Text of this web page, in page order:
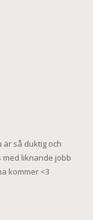
är så duktig och
med liknande jobb
kommer <3